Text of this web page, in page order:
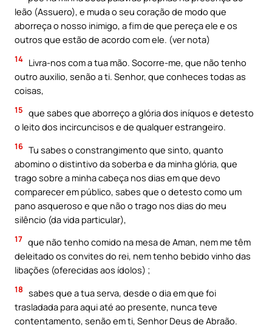
leão (Assuero), e muda o seu coração de modo que
aborreça o nosso inimigo, a fim de que pereça ele e os
outros que estão de acordo com ele. (ver nota)
14 Livra-nos com a tua mão. Socorre-me, que não tenho
outro auxilio, senão a ti. Senhor, que conheces todas as
coisas,
15 que sabes que aborreço a glória dos iníquos e detesto
o leito dos incircuncisos e de qualquer estrangeiro.
16 Tu sabes o constrangimento que sinto, quanto
abomino o distintivo da soberba e da minha glória, que
trago sobre a minha cabeça nos dias em que devo
comparecer em público, sabes que o detesto como um
pano asqueroso e que não o trago nos dias do meu
silêncio (da vida particular),
17 que não tenho comido na mesa de Aman, nem me têm
deleitado os convites do rei, nem tenho bebido vinho das
libações (oferecidas aos ídolos) ;
18 sabes que a tua serva, desde o dia em que foi
trasladada para aqui até ao presente, nunca teve
contentamento, senão em ti, Senhor Deus de Abraão.